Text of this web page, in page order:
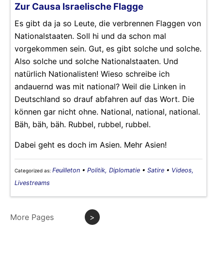
Zur Causa Israelische Flagge
Es gibt da ja so Leute, die verbrennen Flaggen von
Nationalstaaten. Soll hi und da schon mal
vorgekommen sein. Gut, es gibt solche und solche.
Also solche und solche Nationalstaaten. Und
natürlich Nationalisten! Wieso schreibe ich
andauernd was mit national? Weil die Linken in
Deutschland so drauf abfahren auf das Wort. Die
können gar nicht ohne. National, national, national.
Bäh, bäh, bäh. Rubbel, rubbel, rubbel.
Dabei geht es doch im Asien. Mehr Asien!
Categorized as: Feuilleton • Politik, Diplomatie • Satire • Videos,
Livestreams
More Pages >